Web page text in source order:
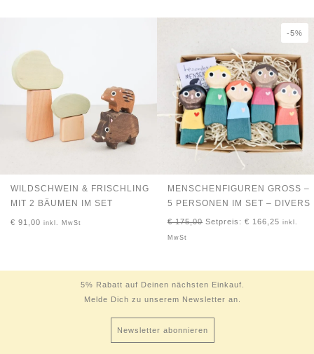
WILDSCHWEIN & FRISCHLING
MIT 2 BÄUMEN IM SET
€ 91,00 inkl. MwSt
-5%
MENSCHENFIGUREN GROSS – 5
PERSONEN IM SET – DIVERS
€175,00 Setpreis: € 166,25 inkl.
MwSt
5% Rabatt auf Deinen nächsten Einkauf.
Melde Dich zu unserem Newsletter an.
Newsletter abonnieren